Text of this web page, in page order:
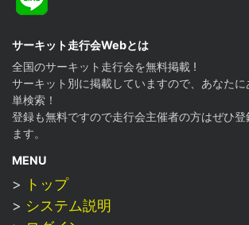
サーキット走行会Webとは
全国のサーキット走行会を無料掲載 !
サーキット別に掲載していますので、あなた
単検索！
登録も無料ですので走行会主催者の方はぜひ登
ます。
MENU
>
トップ
> システム説明